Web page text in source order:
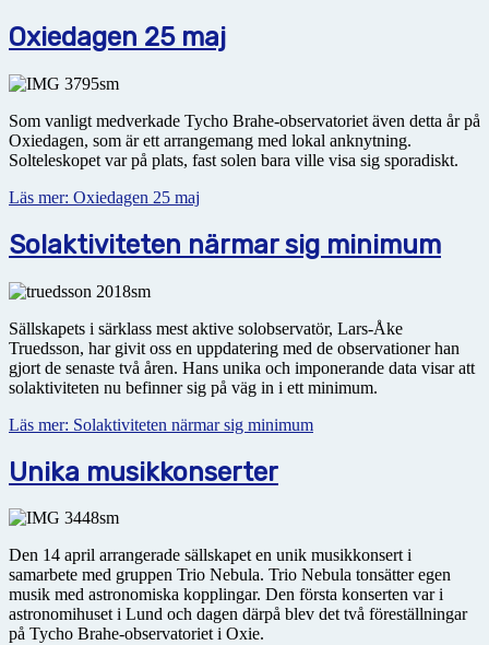
Oxiedagen 25 maj
Som vanligt medverkade Tycho Brahe-observatoriet även detta år på
Oxiedagen, som är ett arrangemang med lokal anknytning.
Solteleskopet var på plats, fast solen bara ville visa sig sporadiskt.
Läs mer: Oxiedagen 25 maj
Solaktiviteten närmar sig minimum
Sällskapets i särklass mest aktive solobservatör, Lars-Åke
Truedsson, har givit oss en uppdatering med de observationer han
gjort de senaste två åren. Hans unika och imponerande data visar att
solaktiviteten nu befinner sig på väg in i ett minimum.
Läs mer: Solaktiviteten närmar sig minimum
Unika musikkonserter
Den 14 april arrangerade sällskapet en unik musikkonsert i
samarbete med gruppen Trio Nebula. Trio Nebula tonsätter egen
musik med astro­no­miska kopplingar. Den första konserten var i
astronomihuset i Lund och dagen därpå blev det två föreställningar
på Tycho Brahe-observatoriet i Oxie.